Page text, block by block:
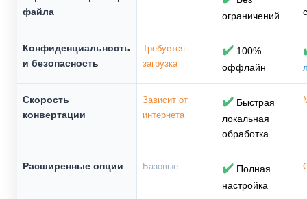
файла
ограничений
Конфиденциальность
и безопасность
Требуется
загрузка
✔️ 100%
оффлайн
Скорость
конвертации
Зависит от
интернета
✔️ Быстрая
локальная
обработка
Расширенные опции Базовые ✔️ Полная
настройка